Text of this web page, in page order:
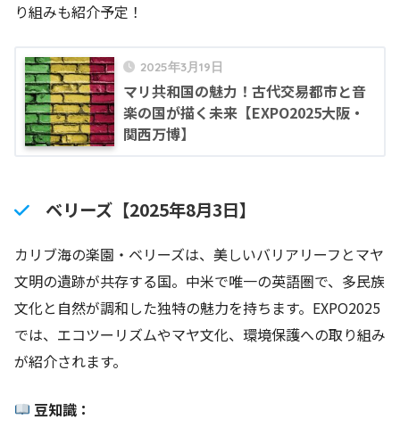
り組みも紹介予定！
2025年3月19日
マリ共和国の魅力！古代交易都市と音
楽の国が描く未来【EXPO2025大阪・
関西万博】
ベリーズ【2025年8月3日】
カリブ海の楽園・ベリーズは、美しいバリアリーフとマヤ
文明の遺跡が共存する国。中米で唯一の英語圏で、多民族
文化と自然が調和した独特の魅力を持ちます。EXPO2025
では、エコツーリズムやマヤ文化、環境保護への取り組み
が紹介されます。
豆知識：